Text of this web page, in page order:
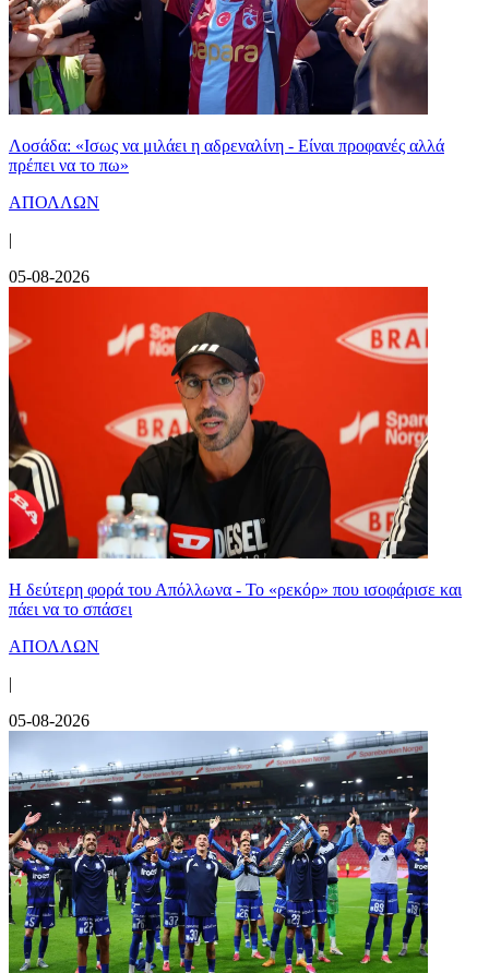
Λοσάδα: «Ισως να μιλάει η αδρεναλίνη - Είναι προφανές αλλά
πρέπει να το πω»
ΑΠΟΛΛΩΝ
|
05-08-2026
Η δεύτερη φορά του Απόλλωνα - Το «ρεκόρ» που ισοφάρισε και
πάει να το σπάσει
ΑΠΟΛΛΩΝ
|
05-08-2026